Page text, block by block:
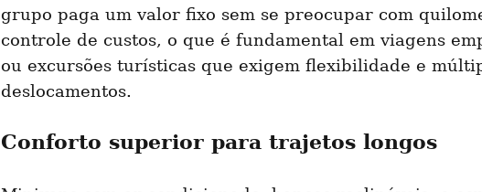
grupo paga um valor fixo sem se preocupar com
controle de custos, o que é fundamental em viagens
ou excursões turísticas que exigem flexibilidade e
deslocamentos.
Conforto superior para trajetos longos